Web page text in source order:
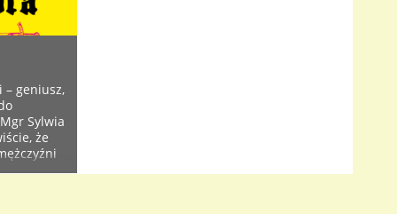
– geniusz,
Sylwia
że
często